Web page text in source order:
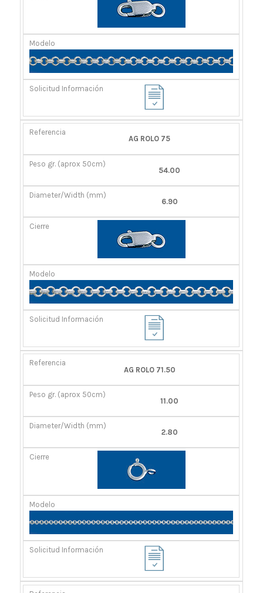
AG ROLO 75
54.00
6.90
AG ROLO 71.50
11.00
2.80